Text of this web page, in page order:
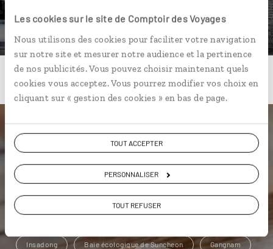
Les cookies sur le site de Comptoir des Voyages
Nous utilisons des cookies pour faciliter votre navigation
sur notre site et mesurer notre audience et la pertinence
de nos publicités. Vous pouvez choisir maintenant quels
cookies vous acceptez. Vous pourrez modifier vos choix en
cliquant sur « gestion des cookies » en bas de page.
TOUT ACCEPTER
PERSONNALISER
TOUT REFUSER
Une envie de voyage
particulière ?
Insadong Baie écologique de Suncheon Gangnam